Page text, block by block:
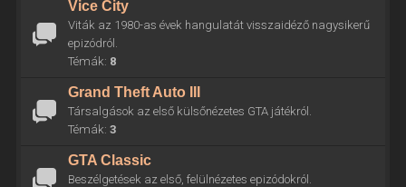
Vice City
Viták az 1980-as évek hangulatát visszaidéző nagysikerű
epizódról.
Témák: 8
Grand Theft Auto III
Társalgások az első külsőnézetes GTA játékról.
Témák: 3
GTA Classic
Beszélgetések az első, felülnézetes epizódokról.